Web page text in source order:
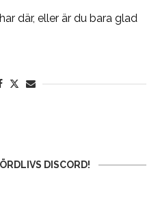
där, eller är du bara glad
DISCORD!